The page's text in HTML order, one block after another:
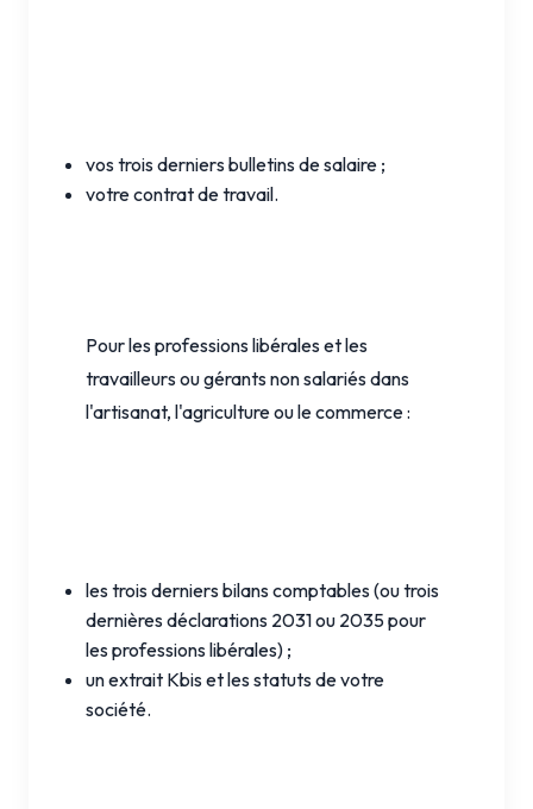
vos trois derniers bulletins de salaire ;
votre contrat de travail.
Pour les professions libérales et les
travailleurs ou gérants non salariés dans
l'artisanat, l'agriculture ou le commerce :
les trois derniers bilans comptables (ou trois
dernières déclarations 2031 ou 2035 pour
les professions libérales) ;
un extrait Kbis et les statuts de votre
société.